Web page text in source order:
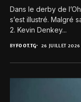
Dans le derby de
s’est illustré. Malgré
2. Kevin Denkey...
BYFOOT.TG 26 JUILLET 2026